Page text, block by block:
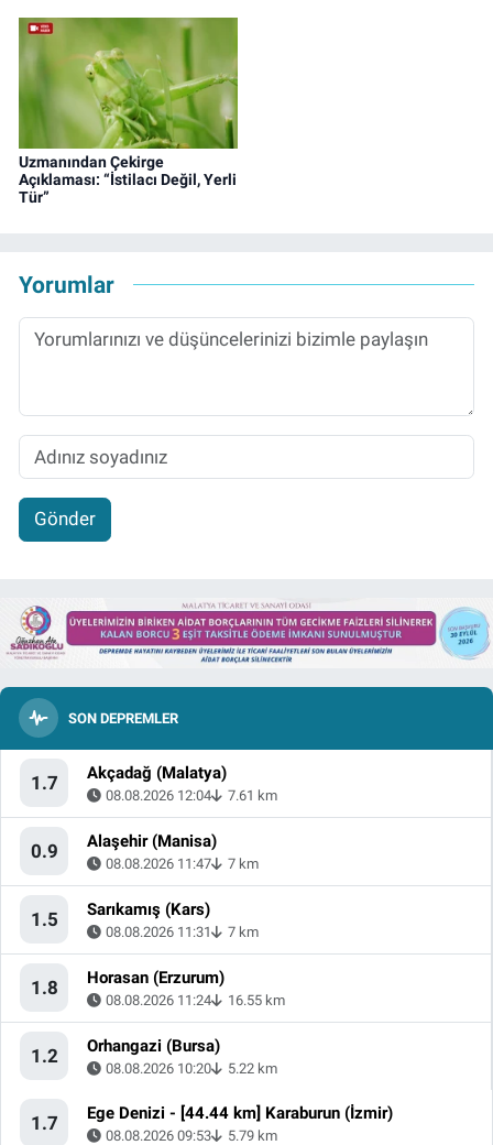
Uzmanından Çekirge
Açıklaması: “İstilacı Değil, Yerli
Tür”
Yorumlar
Gönder
SON DEPREMLER
1.7 Akçadağ (Malatya)
08.08.2026 12:04 7.61 km
0.9 Alaşehir (Manisa)
08.08.2026 11:47 7 km
1.5 Sarıkamış (Kars)
08.08.2026 11:31 7 km
1.8 Horasan (Erzurum)
08.08.2026 11:24 16.55 km
1.2 Orhangazi (Bursa)
08.08.2026 10:20 5.22 km
1.7 Ege Denizi - [44.44 km] Karaburun (İzmir)
08.08.2026 09:53 5.79 km